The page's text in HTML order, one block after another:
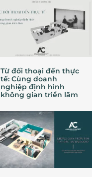
Từ đối thoại đến thực
tế: Cùng doanh
nghiệp định hình
không gian triển lãm